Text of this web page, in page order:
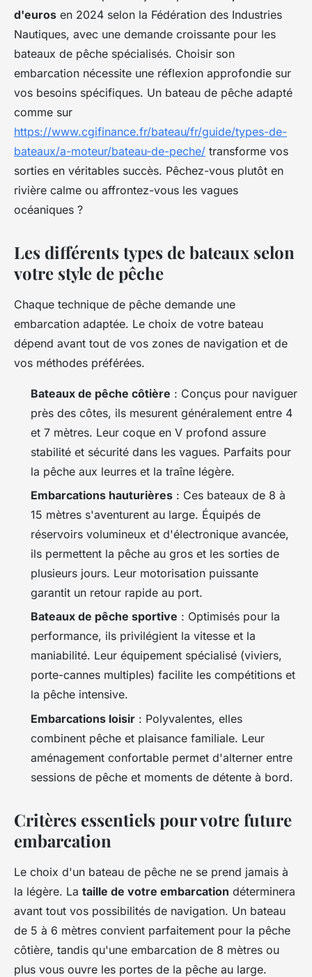
d'euros en 2024 selon la Fédération des Industries
Nautiques, avec une demande croissante pour les
bateaux de pêche spécialisés. Choisir son
embarcation nécessite une réflexion approfondie sur
vos besoins spécifiques. Un bateau de pêche adapté
comme sur
https://www.cgifinance.fr/bateau/fr/guide/types-de-
bateaux/a-moteur/bateau-de-peche/ transforme vos
sorties en véritables succès. Pêchez-vous plutôt en
rivière calme ou affrontez-vous les vagues
océaniques ?
Les différents types de bateaux selon
votre style de pêche
Chaque technique de pêche demande une
embarcation adaptée. Le choix de votre bateau
dépend avant tout de vos zones de navigation et de
vos méthodes préférées.
Bateaux de pêche côtière : Conçus pour naviguer
près des côtes, ils mesurent généralement entre 4
et 7 mètres. Leur coque en V profond assure
stabilité et sécurité dans les vagues. Parfaits pour
la pêche aux leurres et la traîne légère.
Embarcations hauturières : Ces bateaux de 8 à
15 mètres s'aventurent au large. Équipés de
réservoirs volumineux et d'électronique avancée,
ils permettent la pêche au gros et les sorties de
plusieurs jours. Leur motorisation puissante
garantit un retour rapide au port.
Bateaux de pêche sportive : Optimisés pour la
performance, ils privilégient la vitesse et la
maniabilité. Leur équipement spécialisé (viviers,
porte-cannes multiples) facilite les compétitions et
la pêche intensive.
Embarcations loisir : Polyvalentes, elles
combinent pêche et plaisance familiale. Leur
aménagement confortable permet d'alterner entre
sessions de pêche et moments de détente à bord.
Critères essentiels pour votre future
embarcation
Le choix d'un bateau de pêche ne se prend jamais à
la légère. La taille de votre embarcation déterminera
avant tout vos possibilités de navigation. Un bateau
de 5 à 6 mètres convient parfaitement pour la pêche
côtière, tandis qu'une embarcation de 8 mètres ou
plus vous ouvre les portes de la pêche au large.